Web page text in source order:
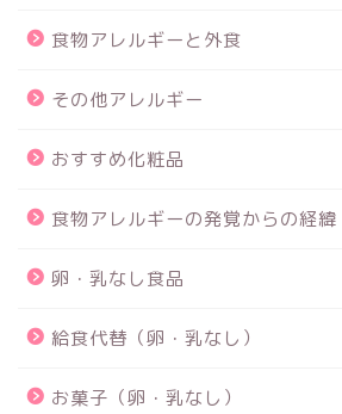
食物アレルギーと外食
その他アレルギー
おすすめ化粧品
食物アレルギーの発覚からの経緯
卵・乳なし食品
給食代替（卵・乳なし）
お菓子（卵・乳なし）